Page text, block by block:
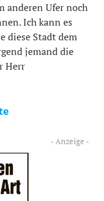
anderen Ufer noch
Ich kann es
diese Stadt dem
jemand die
Herr